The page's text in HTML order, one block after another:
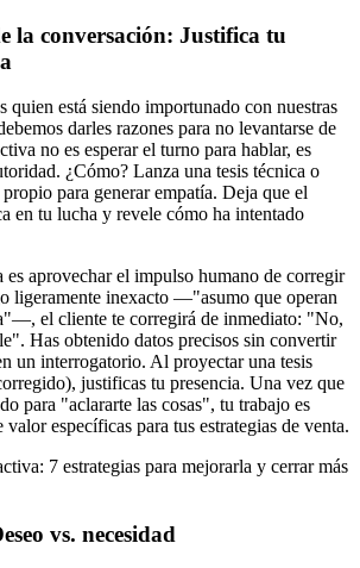
la conversación: Justifica tu
quien está siendo importunado con nuestras
darles razones para no levantarse de
no es esperar el turno para hablar, es
¿Cómo? Lanza una tesis técnica o
para generar empatía. Deja que el
en tu lucha y revele cómo ha intentado
aprovechar el impulso humano de corregir
ligeramente inexacto —"asumo que operan
el cliente te corregirá de inmediato: "No,
Has obtenido datos precisos sin convertir
un interrogatorio. Al proyectar una tesis
justificas tu presencia. Una vez que
para "aclararte las cosas", tu trabajo es
valor específicas para tus estrategias de venta.
vs. necesidad